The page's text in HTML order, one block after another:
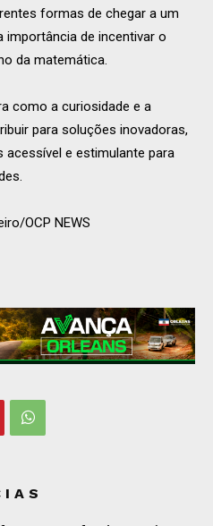
formas de chegar a um
de incentivar o
da matemática.
como a curiosidade e a
para soluções inovadoras,
e estimulante para
OCP NEWS